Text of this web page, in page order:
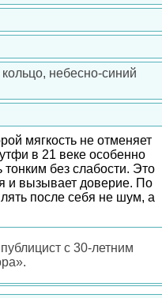
небесно-синий
мягкость не отменяет
в 21 веке особенно
тонким без слабости. Это
и вызывает доверие. По
после себя не шум, а
с 30-летним